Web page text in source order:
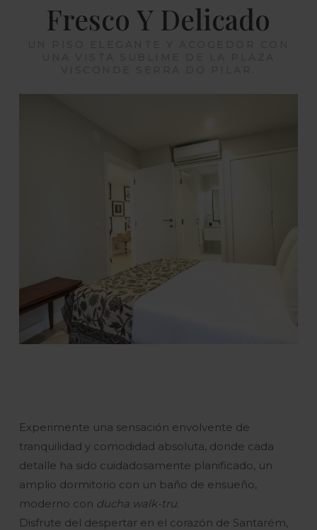
Fresco Y Delicado
Experimente una sensación envolvente de
tranquilidad y comodidad absoluta, donde cada
detalle ha sido cuidadosamente planificado, un
amplio dormitorio con un baño de ensueño,
moderno con ducha walk-tru.
Disfrute del despertar en el corazón de Santarém,